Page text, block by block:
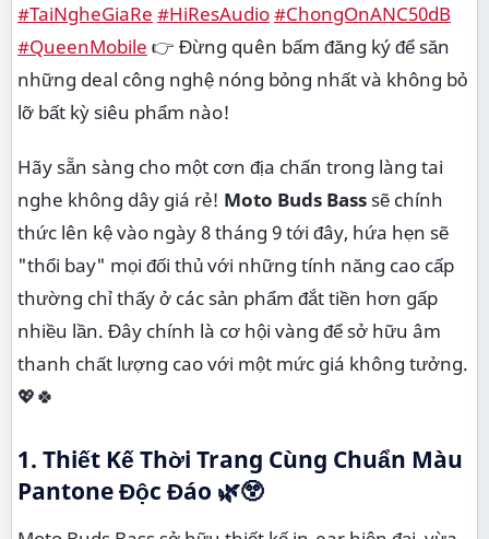
#TaiNgheGiaRe #HiResAudio#ChongOnANC50dB
#QueenMobile 👉 Đừng quên bấm đăng ký để săn
những deal công nghệ nóng bỏng nhất và không bỏ
lỡ bất kỳ siêu phẩm nào!
Hãy sẵn sàng cho một cơn địa chấn trong làng tai
nghe không dây giá rẻ! Moto Buds Basssẽ chính
thức lên kệ vào ngày 8 tháng 9 tới đây, hứa hẹn sẽ
"thổi bay" mọi đối thủ với những tính năng cao cấp
thường chỉ thấy ở các sản phẩm đắt tiền hơn gấp
nhiều lần. Đây chính là cơ hội vàng để sở hữu âm
thanh chất lượng cao với một mức giá không tưởng.
💖🍀
1. Thiết Kế Thời Trang Cùng Chuẩn Màu
Pantone Độc Đáo 🌿😲